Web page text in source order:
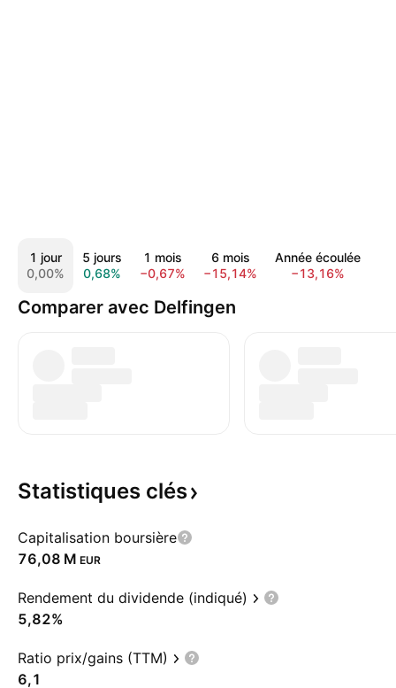
1 jour
0,00%
5 jours
0,68%
1 mois
−0,67%
6 mois
−15,14%
Année écoulée
−13,16%
Comparer avec Delfingen
Statistiques clés
Capitalisation boursière
‪76,08 M‬ EUR
Rendement du dividende (indiqué)
5,82%
Ratio prix/gains (TTM)
6,1